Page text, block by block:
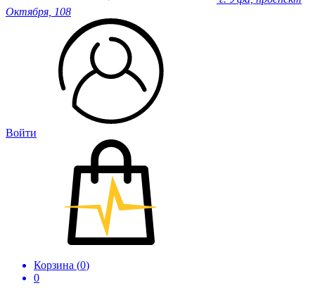
Октября, 108
Войти
Корзина (0)
0